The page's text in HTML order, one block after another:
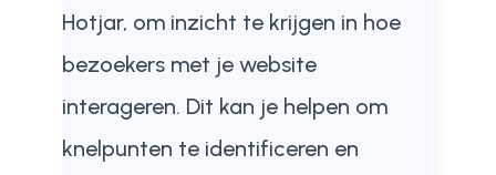
Hotjar, om inzicht te krijgen in hoe
bezoekers met je website
interageren. Dit kan je helpen om
knelpunten te identificeren en